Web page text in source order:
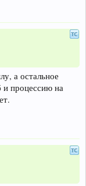
а остальное
и процессию на